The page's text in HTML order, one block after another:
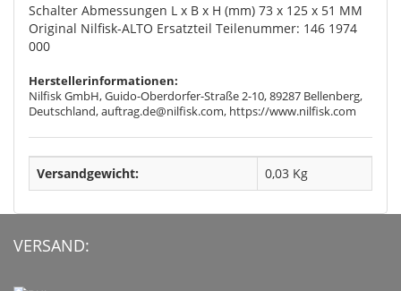
Schalter Abmessungen L x B x H (mm) 73 x 125 x 51 MM
Original Nilfisk-ALTO Ersatzteil Teilenummer: 146 1974
000
Herstellerinformationen:
Nilfisk GmbH, Guido-Oberdorfer-Straße 2-10, 89287 Bellenberg,
Deutschland, auftrag.de@nilfisk.com, https://www.nilfisk.com
Versandgewicht: 0,03 Kg
VERSAND: